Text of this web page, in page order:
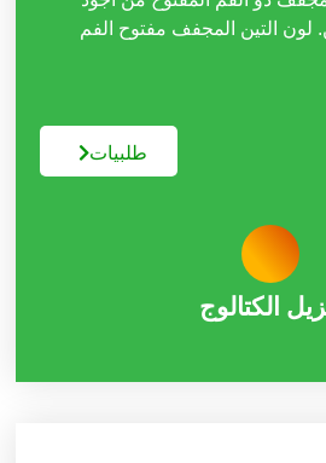
لون التين المجفف مفتوح الفم
طلبیات
الکتالوج